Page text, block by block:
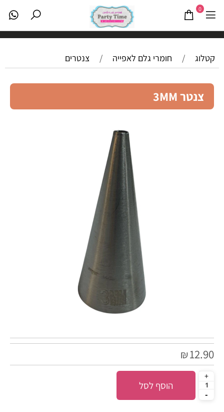
0
קטלוג / חומרי גלם לאפייה / צנטרים
צנטר 3MM
₪12.90
הוסף לסל